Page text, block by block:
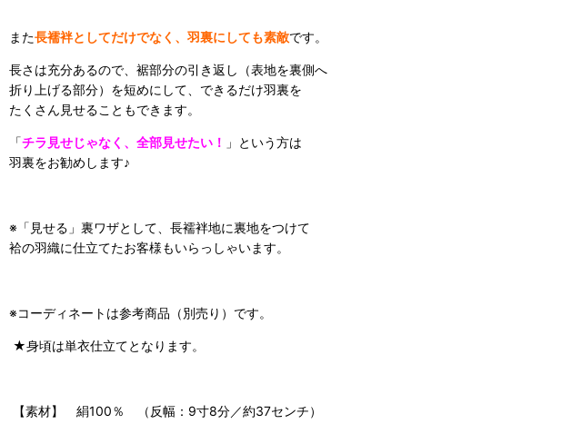
また長襦袢としてだけでなく、羽裏にしても素敵です。
長さは充分あるので、裾部分の引き返し（表地を裏側へ
折り上げる部分）を短めにして、できるだけ羽裏を
たくさん見せることもできます。
「チラ見せじゃなく、全部見せたい！ 」という方は
羽裏をお勧めします♪
※「見せる」裏ワザとして、長襦袢地に裏地をつけて
袷の羽織に仕立てたお客様もいらっしゃいます。
※コーディネートは参考商品（別売り）です。
★身頃は単衣仕立てとなります。
【素材】 絹100％ （反幅：9寸8分／約37センチ）